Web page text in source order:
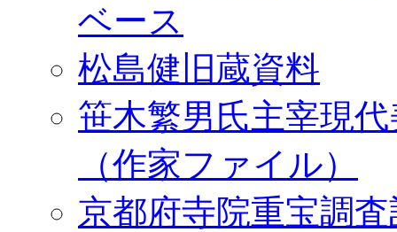
ベース
松島健旧蔵資料
笹木繁男氏主宰現
（作家ファイル）
京都府寺院重宝調